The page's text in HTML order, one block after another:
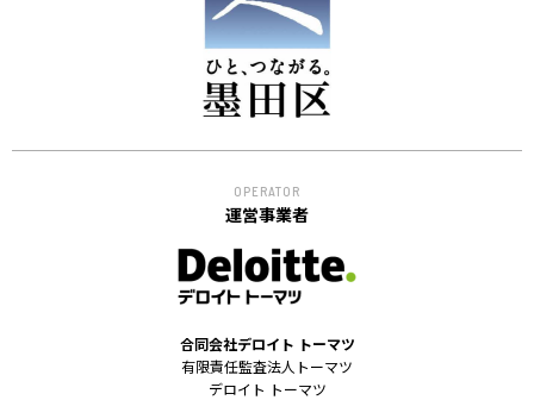
OPERATOR
運営事業者
合同会社デロイト トーマツ
有限責任監査法人トーマツ
デロイト トーマツ